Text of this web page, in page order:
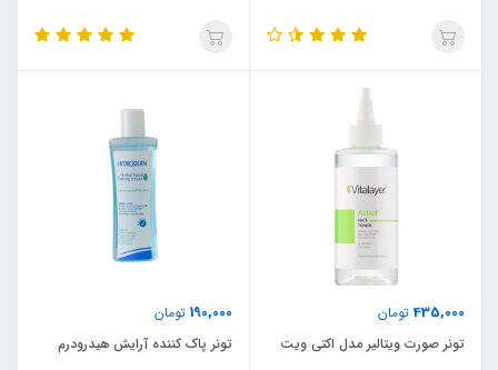
435,000تومان
تونر صورت ویتالیر مدل اکتی ویت
190,000 تومان
تونر پاک کننده آرایش هیدرودرم